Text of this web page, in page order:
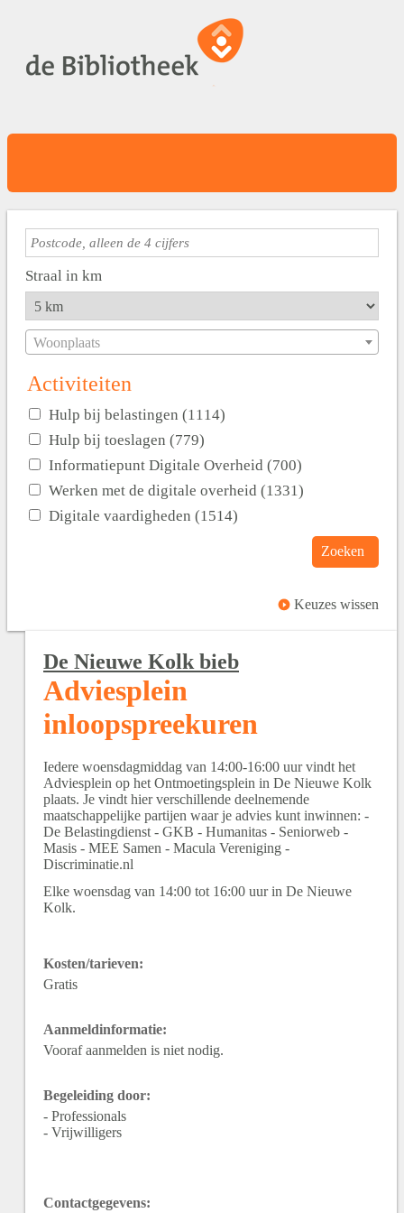
Straal in km
Woonplaats
Activiteiten
Hulp bij belastingen (1114)
Hulp bij toeslagen (779)
Informatiepunt Digitale Overheid (700)
Werken met de digitale overheid (1331)
Digitale vaardigheden (1514)
Zoeken
Keuzes wissen
De Nieuwe Kolk bieb
Adviesplein
inloopspreekuren
Iedere woensdagmiddag van 14:00-16:00 uur vindt het
Adviesplein op het Ontmoetingsplein in De Nieuwe Kolk
plaats. Je vindt hier verschillende deelnemende
maatschappelijke partijen waar je advies kunt inwinnen: -
De Belastingdienst - GKB - Humanitas - Seniorweb -
Masis - MEE Samen - Macula Vereniging -
Discriminatie.nl
Elke woensdag van 14:00 tot 16:00 uur in De Nieuwe
Kolk.
Kosten/tarieven:
Gratis
Aanmeldinformatie:
Vooraf aanmelden is niet nodig.
Begeleiding door:
- Professionals
- Vrijwilligers
Contactgegevens: